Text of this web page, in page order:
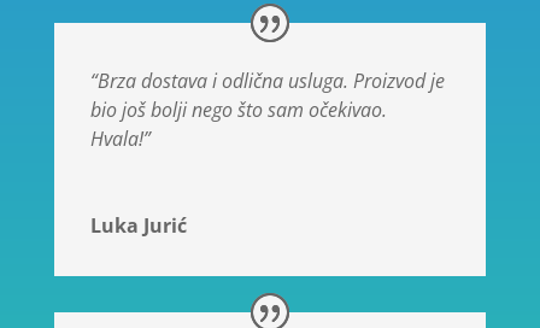
“Brza dostava i odlična usluga. Proizvod je
bio još bolji nego što sam očekivao.
Hvala!”
Luka Jurić